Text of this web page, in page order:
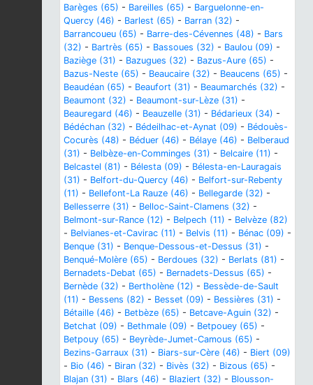
Barèges (65) - Bareilles (65) - Barguelonne-en-
Quercy (46) - Barlest (65) - Barran (32) -
Barrancoueu (65) - Barre-des-Cévennes (48) - Bars
(32) - Bartrès (65) - Bassoues (32) - Baulou (09) -
Baziège (31) - Bazugues (32) - Bazus-Aure (65) -
Bazus-Neste (65) - Beaucaire (32) - Beaucens (65) -
Beaudéan (65) - Beaufort (31) - Beaumarchés (32) -
Beaumont (32) - Beaumont-sur-Lèze (31) -
Beauregard (46) - Beauzelle (31) - Bédarieux (34) -
Bédéchan (32) - Bédeilhac-et-Aynat (09) - Bédouès-
Cocurès (48) - Béduer (46) - Bélaye (46) - Belberaud
(31) - Belbèze-en-Comminges (31) - Belcaire (11) -
Belcastel (81) - Bélesta (09) - Bélesta-en-Lauragais
(31) - Belfort-du-Quercy (46) - Belfort-sur-Rebenty
(11) - Bellefont-La Rauze (46) - Bellegarde (32) -
Bellesserre (31) - Belloc-Saint-Clamens (32) -
Belmont-sur-Rance (12) - Belpech (11) - Belvèze (82)
- Belvianes-et-Cavirac (11) - Belvis (11) - Bénac (09) -
Benque (31) - Benque-Dessous-et-Dessus (31) -
Benqué-Molère (65) - Berdoues (32) - Berlats (81) -
Bernadets-Debat (65) - Bernadets-Dessus (65) -
Bernède (32) - Bertholène (12) - Bessède-de-Sault
(11) - Bessens (82) - Besset (09) - Bessières (31) -
Bétaille (46) - Betbèze (65) - Betcave-Aguin (32) -
Betchat (09) - Bethmale (09) - Betpouey (65) -
Betpouy (65) - Beyrède-Jumet-Camous (65) -
Bezins-Garraux (31) - Biars-sur-Cère (46) - Biert (09)
- Bio (46) - Biran (32) - Bivès (32) - Bizous (65) -
Blajan (31) - Blars (46) - Blaziert (32) - Blousson-